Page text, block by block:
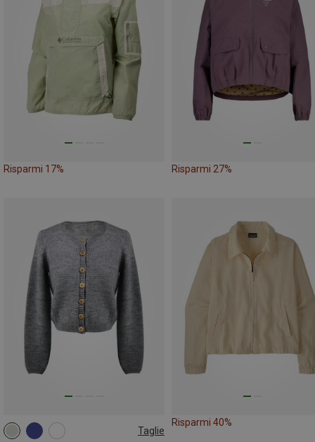
Risparmi 17% Risparmi 27%
Taglie
XS S
Risparmi 40%